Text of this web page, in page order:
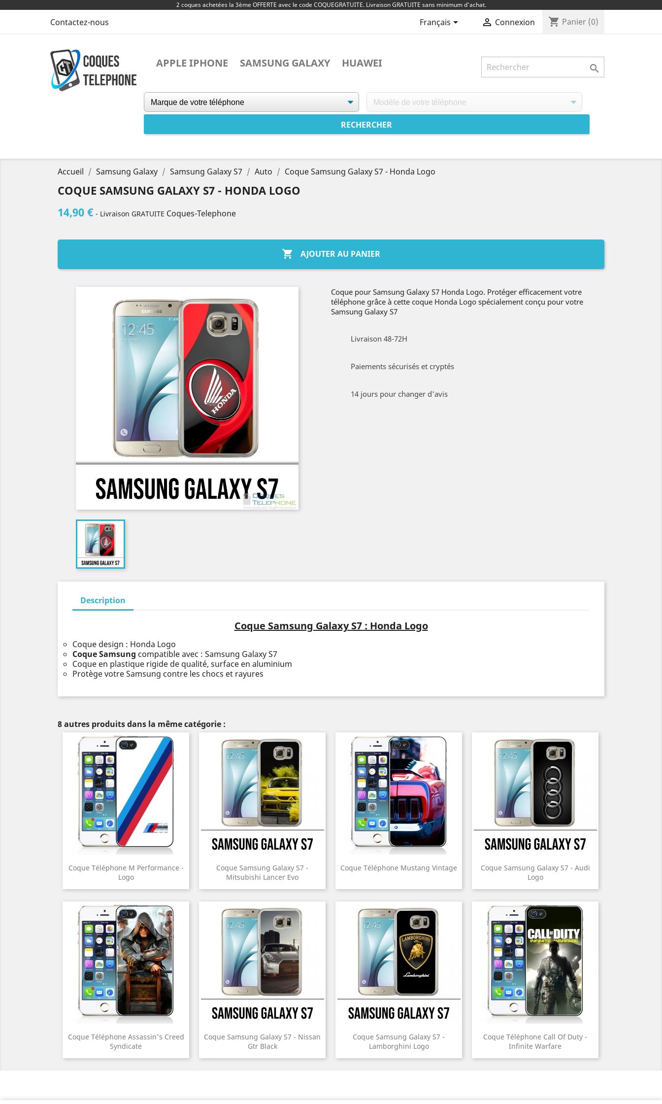
2 coques achetées la 3ème OFFERTE avec le code COQUEGRATUITE. Livraison GRATUITE sans minimum d'achat.
Contactez-nous Français  Connexion shopping_cart Panier (0)
APPLE IPHONE SAMSUNG GALAXY HUAWEI 
Accueil Samsung Galaxy Samsung Galaxy S7 Auto Coque Samsung Galaxy S7 - Honda Logo
COQUE SAMSUNG GALAXY S7 - HONDA LOGO
14,90 € - Livraison GRATUITE Coques-Telephone
 AJOUTER AU PANIER
Coque pour Samsung Galaxy S7 Honda Logo. Protéger efficacement votre
téléphone grâce à cette coque Honda Logo spécialement conçu pour votre
Samsung Galaxy S7
Livraison 48-72H
Paiements sécurisés et cryptés
14 jours pour changer d'avis
Description
Coque Samsung Galaxy S7 : Honda Logo
Coque design : Honda Logo
Coque Samsung compatible avec : Samsung Galaxy S7
Coque en plastique rigide de qualité, surface en aluminium
Protège votre Samsung contre les chocs et rayures
8 autres produits dans la même catégorie :
Coque Téléphone M Performance -
Logo
Coque Samsung Galaxy S7 -
Mitsubishi Lancer Evo
Coque Téléphone Mustang Vintage
Coque Samsung Galaxy S7 - Audi
Logo
Coque Téléphone Assassin's Creed
Syndicate
Coque Samsung Galaxy S7 - Nissan
Gtr Black
Coque Samsung Galaxy S7 -
Lamborghini Logo
Coque Téléphone Call Of Duty -
Infinite Warfare